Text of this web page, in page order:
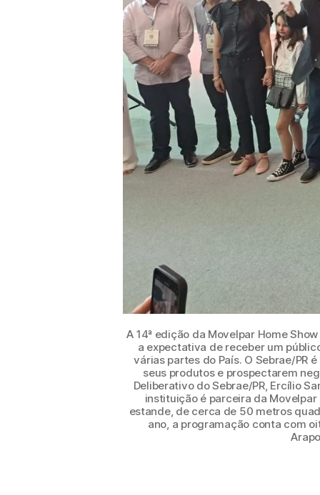
A 14ª edição da Movelpar Home
a expectativa de receber um
várias partes do País. O Sebrae/PR
seus produtos e prospectarem
Deliberativo do Sebrae/PR, Ercílio
instituição é parceira da
estande, de cerca de 50 metros
ano, a programação conta com